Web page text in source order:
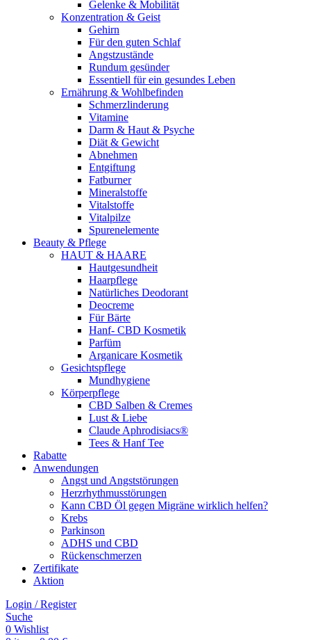
Gelenke & Mobilität
Konzentration & Geist
Gehirn
Für den guten Schlaf
Angstzustände
Rundum gesünder
Essentiell für ein gesundes Leben
Ernährung & Wohlbefinden
Schmerzlinderung
Vitamine
Darm & Haut & Psyche
Diät & Gewicht
Abnehmen
Entgiftung
Fatburner
Mineralstoffe
Vitalstoffe
Vitalpilze
Spurenelemente
Beauty & Pflege
HAUT & HAARE
Hautgesundheit
Haarpflege
Natürliches Deodorant
Deocreme
Für Bärte
Hanf- CBD Kosmetik
Parfüm
Arganicare Kosmetik
Gesichtspflege
Mundhygiene
Körperpflege
CBD Salben & Cremes
Lust & Liebe
Claude Aphrodisiacs®
Tees & Hanf Tee
Rabatte
Anwendungen
Angst und Angststörungen
Herzrhythmusstörungen
Kann CBD Öl gegen Migräne wirklich helfen?
Krebs
Parkinson
ADHS und CBD
Rückenschmerzen
Zertifikate
Aktion
Login / Register
Suche
0 Wishlist